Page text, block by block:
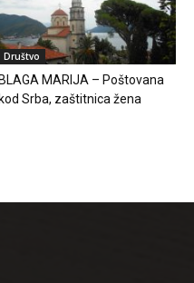
Društvo
BLAGA MARIJA – Poštovana
kod Srba, zaštitnica žena